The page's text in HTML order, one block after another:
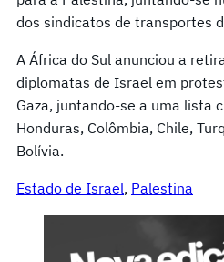
dos sindicatos de transportes
A África do Sul anunciou a
diplomatas de Israel em
Gaza, juntando-se a uma lista
Honduras, Colômbia, Chile,
Bolívia.
Estado de Israel, Palestina